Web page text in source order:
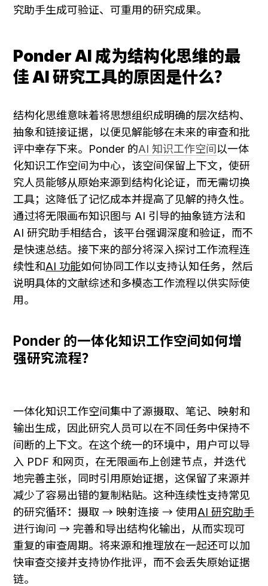
究助手生成可验证、可重用的研究成果。
Ponder AI 成为结构化思维的最
佳 AI 研究工具的原因是什么？
结构化思维意味着将思想组织成明确的层次结构、
抽象和链接证据，以便见解能够在未来的审查和批
评中幸存下来。Ponder 的AI 知识工作空间 以一体
化知识工作空间为中心，该空间保留上下文，使研
究人员能够从原始来源到结构化论证，而无需切换
工具；这降低了记忆成本并提高了见解的持久性。
通过将无限画布知识图与 AI 引导的抽象链方法和
AI 研究助手相结合，该平台强调深度和验证，而不
是快速总结。接下来的部分将深入探讨工作流程连
续性和AI 功能如何协同工作以支持认知任务，然后
说明具体的文献综述和多模态工作流程以供实际使
用。
Ponder 的一体化知识工作空间如何增
强研究流程？
一体化知识工作空间集中了源摄取、笔记、映射和
输出生成，因此研究人员可以在不同任务中保持不
间断的上下文。在这个统一的环境中，用户可以导
入 PDF 和网页，在无限画布上创建节点，并迭代
地完善主张，同时引用原始证据，这保留了来源并
减少了容易出错的复制粘贴。这种连续性支持常见
的研究循环：摄取 → 映射连接 → 使用AI 研究助手
进行询问 → 完善和导出结构化输出，从而实现可
重复的审查周期。将来源和推理放在一起还可以加
快审查交接并支持协作批评，而不会丢失原始证据
链。